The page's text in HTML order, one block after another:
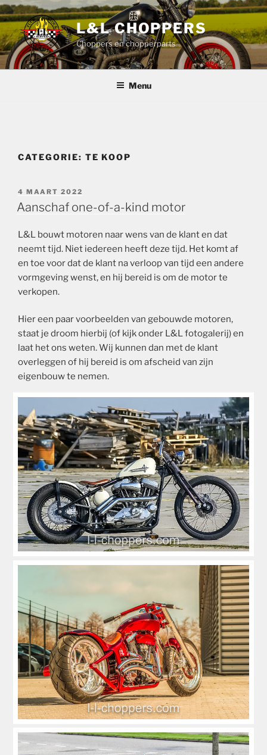
Ga
naar
de
inhoud
L&L CHOPPERS
Choppers en chopperparts
Menu
CATEGORIE: TE KOOP
GEPLAATST
OP
4 MAART 2022
Aanschaf one-of-a-kind motor
L&L bouwt motoren naar wens van de klant en dat
neemt tijd. Niet iedereen heeft deze tijd. Het komt af
en toe voor dat de klant na verloop van tijd een andere
vormgeving wenst, en hij bereid is om de motor te
verkopen.
Hier een paar voorbeelden van gebouwde motoren,
staat je droom hierbij (of kijk onder L&L fotogalerij) en
laat het ons weten. Wij kunnen dan met de klant
overleggen of hij bereid is om afscheid van zijn
eigenbouw te nemen.